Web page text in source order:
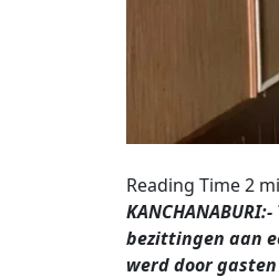
bezittingen aan
werd door